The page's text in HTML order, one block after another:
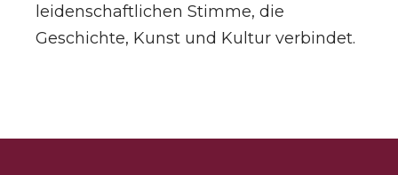
leidenschaftlichen Stimme, die
Geschichte, Kunst und Kultur verbindet.